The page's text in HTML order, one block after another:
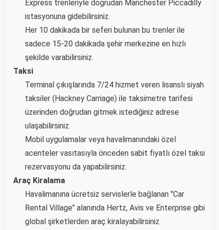
Express trenleriyle doğrudan Manchester Piccadilly
istasyonuna gidebilirsiniz.
Her 10 dakikada bir seferi bulunan bu trenler ile
sadece 15-20 dakikada şehir merkezine en hızlı
şekilde varabilirsiniz.
Taksi
Terminal çıkışlarında 7/24 hizmet veren lisanslı siyah
taksiler (Hackney Carriage) ile taksimetre tarifesi
üzerinden doğrudan gitmek istediğiniz adrese
ulaşabilirsiniz.
Mobil uygulamalar veya havalimanındaki özel
acenteler vasıtasıyla önceden sabit fiyatlı özel taksi
rezervasyonu da yapabilirsiniz.
Araç Kiralama
Havalimanına ücretsiz servislerle bağlanan "Car
Rental Village" alanında Hertz, Avis ve Enterprise gibi
global şirketlerden araç kiralayabilirsiniz.